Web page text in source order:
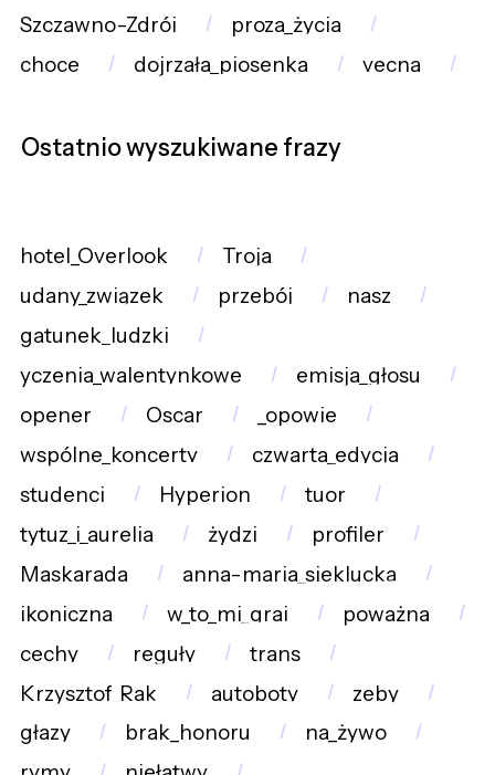
Szczawno-Zdrój
proza_życia
choce
dojrzała_piosenka vecna
Ostatnio wyszukiwane frazy
hotel_Overlook
Troja
udany_związek
przebój
nasz
gatunek_ludzki
yczenia_walentynkowe
emisja_głosu
opener
Oscar
_opowie
wspólne_koncerty
czwarta_edycja
studenci
Hyperion
tuor
tytuz_i_aurelia
żydzi
profiler
Maskarada
anna-maria_sieklucka
ikoniczna
w_to_mi_graj
poważna
cechy
reguły
trans
Krzysztof_Rak
autoboty
zeby
głazy
brak_honoru
na_żywo